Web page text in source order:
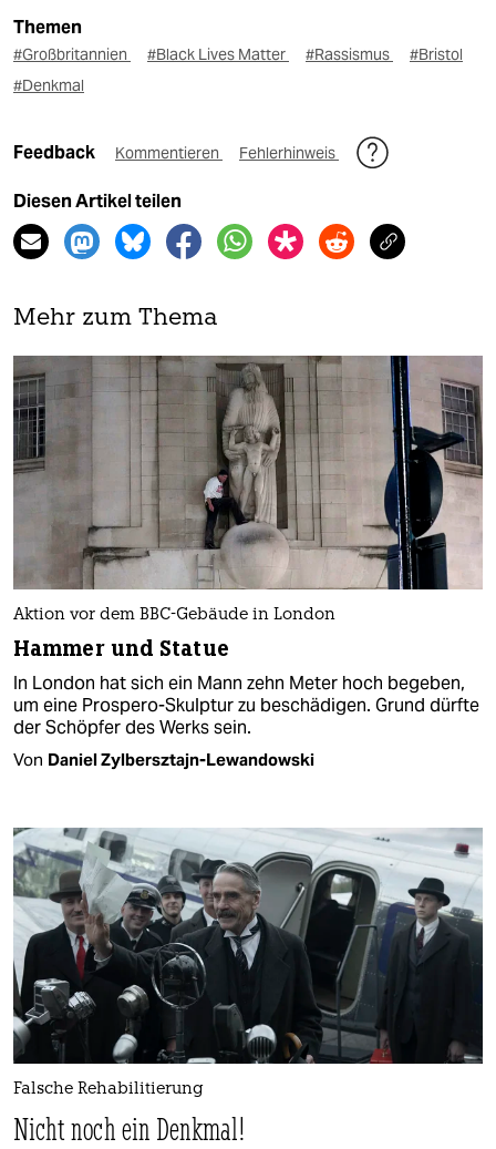
Themen
#Großbritannien #Black Lives Matter #Rassismus
#Bristol
#Denkmal
Feedback Kommentieren Fehlerhinweis
Diesen Artikel teilen
Mehr zum Thema
Aktion vor dem BBC-Gebäude in London
Hammer und Statue
In London hat sich ein Mann zehn Meter hoch begeben,
um eine Prospero-Skulptur zu beschädigen. Grund dürfte
der Schöpfer des Werks sein.
Von Daniel Zylbersztajn-Lewandowski
Falsche Rehabilitierung
Nicht noch ein Denkmal!